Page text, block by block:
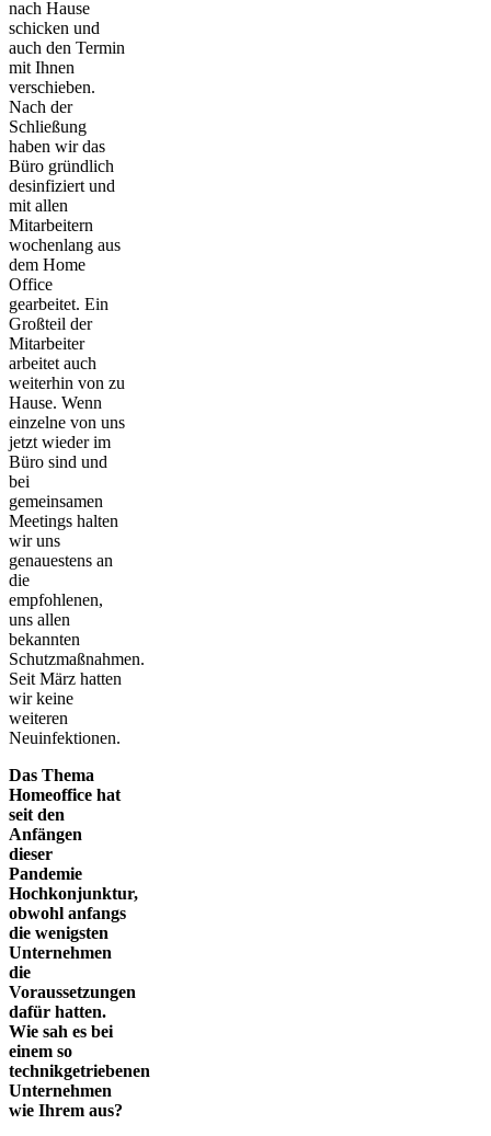
nach Hause
schicken und
auch den Termin
mit Ihnen
verschieben.
Nach der
Schließung
haben wir das
Büro gründlich
desinfiziert und
mit allen
Mitarbeitern
wochenlang aus
dem Home
Office
gearbeitet. Ein
Großteil der
Mitarbeiter
arbeitet auch
weiterhin von zu
Hause. Wenn
einzelne von uns
jetzt wieder im
Büro sind und
bei
gemeinsamen
Meetings halten
wir uns
genauestens an
die
empfohlenen,
uns allen
bekannten
Schutzmaßnahmen.
Seit März hatten
wir keine
weiteren
Neuinfektionen.
Das Thema
Homeoffice hat
seit den
Anfängen
dieser
Pandemie
Hochkonjunktur,
obwohl anfangs
die wenigsten
Unternehmen
die
Voraussetzungen
dafür hatten.
Wie sah es bei
einem so
technikgetriebenen
Unternehmen
wie Ihrem aus?